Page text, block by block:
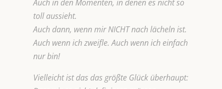
Auch in den Momenten, in denen es nicht so
toll aussieht.
Auch dann, wenn mir NICHT nach lächeln ist.
Auch wenn ich zweifle. Auch wenn ich einfach
nur bin!
Vielleicht ist das das größte Glück überhaupt: